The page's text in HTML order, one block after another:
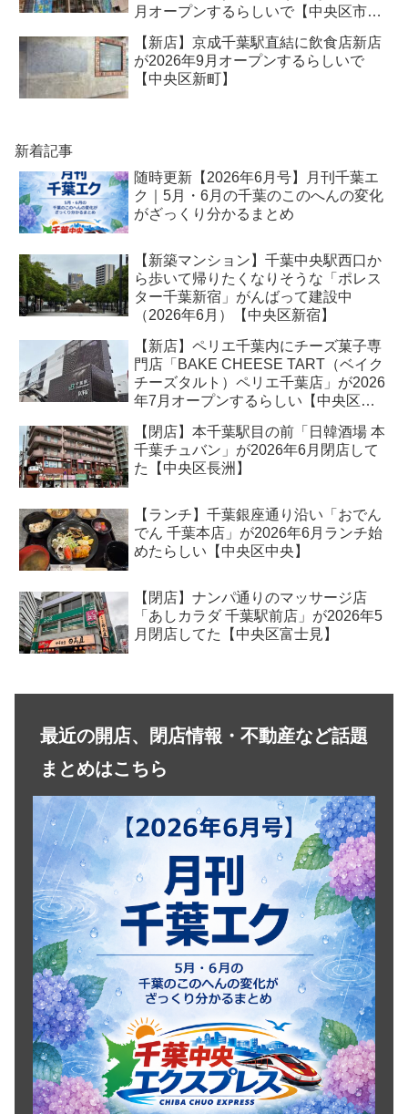
月オープンするらしいで【中央区市場
【新店】京成千葉駅直結に飲食店新店
が2026年9月オープンするらしいで
【中央区新町】
新着記事
随時更新【2026年6月号】月刊千葉エ
ク｜5月・6月の千葉のこのへんの変化
がざっくり分かるまとめ
【新築マンション】千葉中央駅西口か
ら歩いて帰りたくなりそうな「ポレス
ター千葉新宿」がんばって建設中
（2026年6月）【中央区新宿】
【新店】ペリエ千葉内にチーズ菓子専
門店「BAKE CHEESE TART（ベイク
チーズタルト）ペリエ千葉店」が2026
年7月オープンするらしい【中央区新
【閉店】本千葉駅目の前「日韓酒場 本
千葉チュバン」が2026年6月閉店して
た【中央区長洲】
【ランチ】千葉銀座通り沿い「おでん
でん 千葉本店」が2026年6月ランチ始
めたらしい【中央区中央】
【閉店】ナンパ通りのマッサージ店
「あしカラダ 千葉駅前店」が2026年5
月閉店してた【中央区富士見】
最近の開店、閉店情報・不動産など話題
まとめはこちら